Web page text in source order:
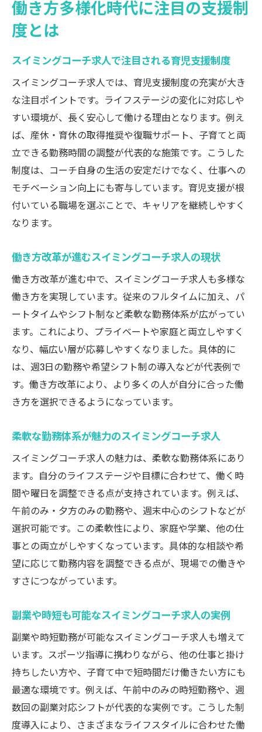
働き方多様化時代に注目の支援制
度とは
スイミングコーチ求人で注目される育児支援制度
スイミングコーチ求人では、育児支援制度の充実が大き
な注目ポイントです。ライフステージの変化に対応しや
すい環境が、長く安心して働ける理由となります。例え
ば、産休・育休の取得推奨や復職サポート、子育てと両
立できる勤務時間の調整が代表的な施策です。こうした
制度は、コーチ自身の生活の安定だけでなく、仕事への
モチベーション向上にも寄与しています。育児支援が根
付いている職場を選ぶことで、キャリアを継続しやすく
なります。
働き方改革が進むスイミングコーチ求人の現状
働き方改革が進む中で、スイミングコーチ求人も多様な
働き方を実現しています。従来のフルタイムに加え、パ
ートタイムやシフト制など柔軟な勤務体系が広がってい
ます。これにより、プライベートや家庭と両立しやすく
なり、幅広い層が応募しやすくなりました。具体的に
は、週3日の勤務や希望シフト制の導入などが代表例で
す。働き方改革により、より多くの人が自分に合った働
き方を選択できるようになっています。
柔軟な勤務体系が魅力のスイミングコーチ求人
スイミングコーチ求人の魅力は、柔軟な勤務体系にあり
ます。自分のライフステージや目標に合わせて、働く時
間や曜日を調整できる点が支持されています。例えば、
午前のみ・夕方のみの勤務や、週末中心のシフトなどが
選択可能です。この柔軟性により、家庭や学業、他の仕
事との両立がしやすくなっています。具体的な相談や希
望に応じて勤務内容を調整できる点が、現場での働きや
すさにつながっています。
副業や時短も可能なスイミングコーチ求人の実例
副業や時短勤務が可能なスイミングコーチ求人も増えて
います。スポーツ指導に携わりながら、他の仕事と掛け
持ちしたい方や、子育て中で短時間だけ働きたい方にも
最適な環境です。例えば、午前中のみの時短勤務や、週
数回の副業対応シフトが代表的な実例です。こうした制
度導入により、さまざまなライフスタイルに合わせた働